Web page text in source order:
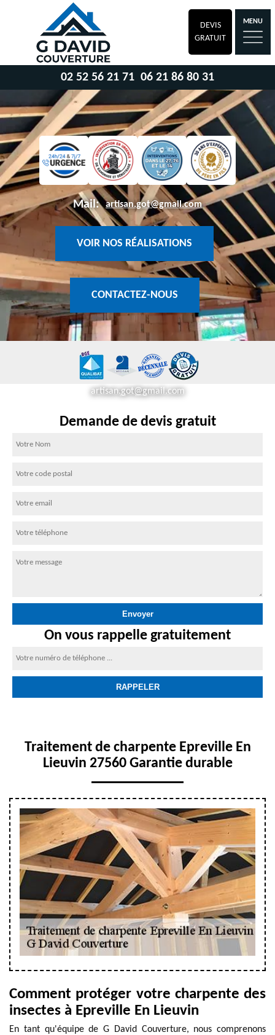
DEVIS
GRATUIT
MENU
02 52 56 21 71 06 21 86 80 31
Mail: artisan.got@gmail.com
VOIR NOS RÉALISATIONS
CONTACTEZ-NOUS
artisan.got@gmail.com
Demande de devis gratuit
On vous rappelle gratuitement
Traitement de charpente Epreville En
Lieuvin 27560 Garantie durable
Comment protéger votre charpente des
insectes à Epreville En Lieuvin
En tant qu'équipe de G David Couverture, nous comprenons